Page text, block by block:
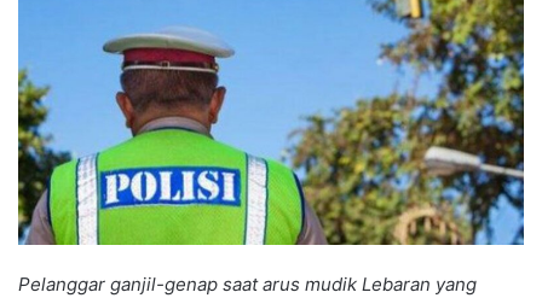
Pelanggar ganjil-genap saat arus mudik Lebaran yang